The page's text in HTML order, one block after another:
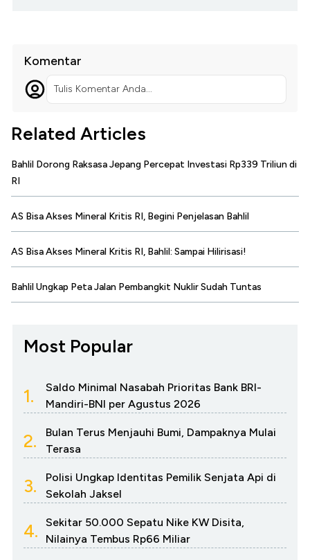
Komentar
Tulis Komentar Anda...
Related Articles
Bahlil Dorong Raksasa Jepang Percepat Investasi Rp339 Triliun di
RI
AS Bisa Akses Mineral Kritis RI, Begini Penjelasan Bahlil
AS Bisa Akses Mineral Kritis RI, Bahlil: Sampai Hilirisasi!
Bahlil Ungkap Peta Jalan Pembangkit Nuklir Sudah Tuntas
Most Popular
1.
Saldo Minimal Nasabah Prioritas Bank BRI-
Mandiri-BNI per Agustus 2026
2.
Bulan Terus Menjauhi Bumi, Dampaknya Mulai
Terasa
3.
Polisi Ungkap Identitas Pemilik Senjata Api di
Sekolah Jaksel
4.
Sekitar 50.000 Sepatu Nike KW Disita,
Nilainya Tembus Rp66 Miliar